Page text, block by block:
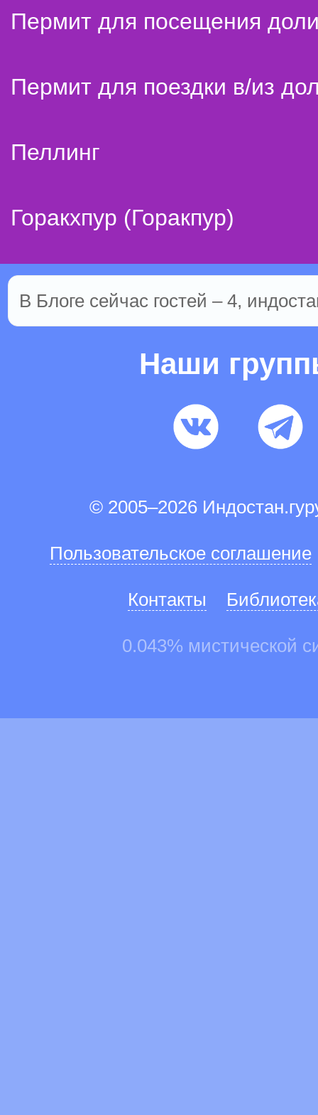
Пермит для посещения
Пермит для поездки в/из
Пеллинг
Горакхпур (Горакпур)
В Блоге сейчас гостей – 4,
Наши
© 2005–2026
Пользовательское соглашение
Контакты
0.043% мистической